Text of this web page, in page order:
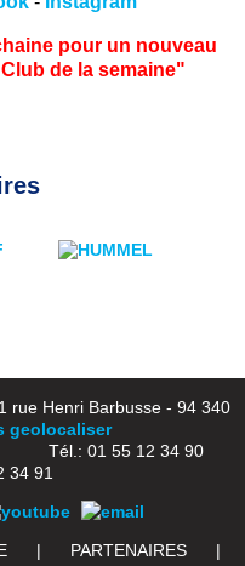
pour un nouveau
de la semaine"
rue Henri Barbusse - 94 340
geolocaliser
01 55 12 34 90
34 91
| PARTENAIRES |